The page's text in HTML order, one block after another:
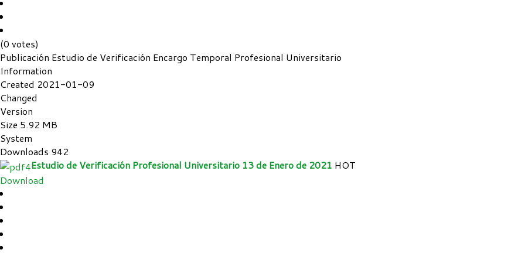
(0 votes)
Publicación Estudio de Verificación Encargo Temporal Profesional Universitario
Information
Created 2021-01-09
Changed
Version
Size 5.92 MB
System
Downloads 942
Estudio de Verificación Profesional Universitario 13 de Enero de 2021 HOT
Download